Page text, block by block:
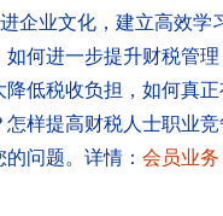
企业文化，建立高效
何进一步提升财税管
低税收负担，如何真
样提高财税人士职业
问题。详情： 会员业务